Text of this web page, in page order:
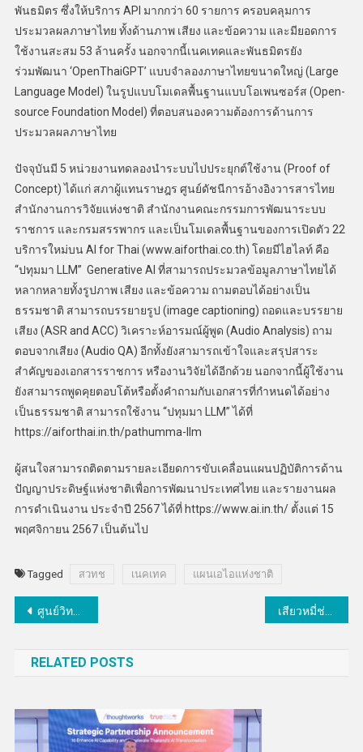
พันธมิตร ซึ่งให้บริการ API มากกว่า 60 รายการ ครอบคลุมการ
ประมวลผลภาษาไทย ทั้งด้านภาพ เสียง และข้อความ และมียอดการ
ใช้งานสะสม 53 ล้านครั้ง นอกจากนี้เนคเทคและพันธมิตรยัง
ร่วมพัฒนา ‘OpenThaiGPT’ แบบจำลองภาษาไทยขนาดใหญ่ (Large
Language Model) ในรูปแบบโมเดลพื้นฐานแบบโอเพนซอร์ส (Open-
source Foundation Model) ที่ตอบสนองความต้องการด้านการ
ประมวลผลภาษาไทย
ปัจจุบันมี 5 หน่วยงานทดลองนำระบบไปประยุกต์ใช้งาน (Proof of
Concept) ได้แก่ สภาผู้แทนราษฎร ศูนย์ดัชนีการอ้างอิงวารสารไทย
สำนักงานการวิจัยแห่งชาติ สำนักงานคณะกรรมการพัฒนาระบบ
ราชการ และกรมสรรพากร และเป็นโมเดลพื้นฐานของการเปิดตัว 22
บริการใหม่บน AI for Thai (www.aiforthai.co.th) โดยมีไฮไลท์ คือ
“ปทุมมา LLM” Generative AI ที่สามารถประมวลข้อมูลภาษาไทยได้
หลากหลายทั้งรูปภาพ เสียง และข้อความ ถามตอบได้อย่างเป็น
ธรรมชาติ สามารถบรรยายรูป (image captioning) ถอดและบรรยาย
เสียง (ASR and ACC) วิเคราะห์อารมณ์ผู้พูด (Audio Analysis) ถาม
ตอบจากเสียง (Audio QA) อีกทั้งยังสามารถเข้าใจและสรุปสาระ
สำคัญของเอกสารราชการ หรืองานวิจัยได้อีกด้วย นอกจากนี้ผู้ใช้งาน
ยังสามารถพูดคุยตอบโต้หรือตั้งคำถามกับเอกสารที่กำหนดได้อย่าง
เป็นธรรมชาติ สามารถใช้งาน “ปทุมมา LLM” ได้ที่
https://aiforthai.in.th/pathumma-llm
ผู้สนใจสามารถติดตามรายละเอียดการขับเคลื่อนแผนปฏิบัติการด้าน
ปัญญาประดิษฐ์แห่งชาติเพื่อการพัฒนาประเทศไทย และรายงานผล
การดำเนินงาน ประจำปี 2567 ได้ที่ https://www.ai.in.th/ ตั้งแต่ 15
พฤศจิกายน 2567 เป็นต้นไป
Tagged สวทช เนคเทค แผนเอไอแห่งชาติ
แนะแนว
ศูนย์วิทยาศาสตร์ฮาลาล จุฬาฯ หารืองานวิจัยพืชสมุนไพร ร่วมกับซินโครตรอน กระทรวง อว.
RELATED POSTS